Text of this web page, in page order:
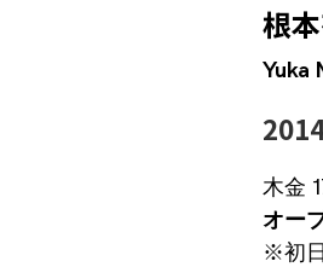
根
Yuka
木金
オー
※初